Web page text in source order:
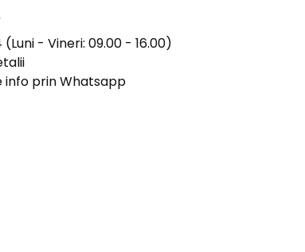
- Vineri: 09.00 - 16.00)
info prin Whatsapp